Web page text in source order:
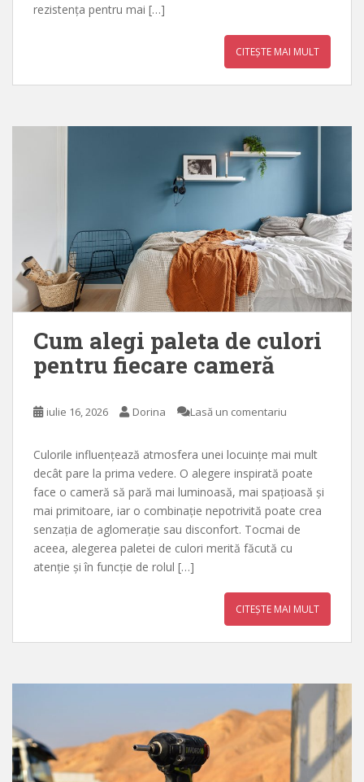
rezistența pentru mai […]
CITEȘTE MAI MULT
Cum alegi paleta de culori
pentru fiecare cameră
iulie 16, 2026 Dorina Lasă un comentariu
Culorile influențează atmosfera unei locuințe mai mult
decât pare la prima vedere. O alegere inspirată poate
face o cameră să pară mai luminoasă, mai spațioasă și
mai primitoare, iar o combinație nepotrivită poate crea
senzația de aglomerație sau disconfort. Tocmai de
aceea, alegerea paletei de culori merită făcută cu
atenție și în funcție de rolul […]
CITEȘTE MAI MULT